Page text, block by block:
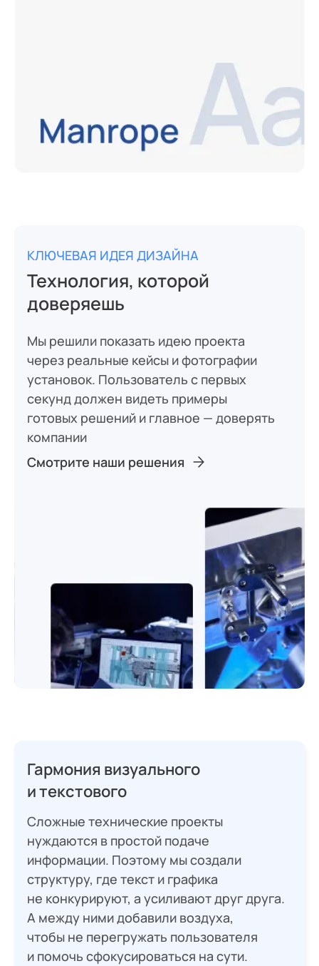
КЛЮЧЕВАЯ ИДЕЯ ДИЗАЙНА
Технология, которой
доверяешь
Мы решили показать идею проекта
через реальные кейсы и фотографии
установок. Пользователь с первых
секунд должен видеть примеры
готовых решений и главное — доверять
компании
Смотрите наши решения
Гармония визуального
и текстового
Сложные технические проекты
нуждаются в простой подаче
информации. Поэтому мы создали
структуру, где текст и графика
не конкурируют, а усиливают друг друга.
А между ними добавили воздуха,
чтобы не перегружать пользователя
и помочь сфокусироваться на сути.